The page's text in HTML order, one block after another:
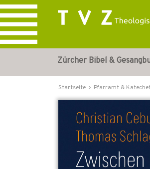
Zürcher Bibel &
Startseite Pfarramt &